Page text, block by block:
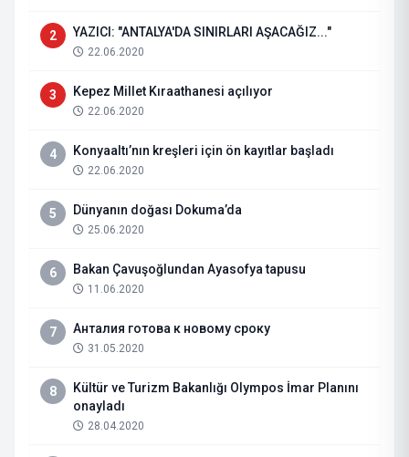
2 YAZICI: "ANTALYA'DA SINIRLARI AŞACAĞIZ..."
22.06.2020
3 Kepez Millet Kıraathanesi açılıyor
22.06.2020
4 Konyaaltı’nın kreşleri için ön kayıtlar başladı
22.06.2020
5 Dünyanın doğası Dokuma’da
25.06.2020
6 Bakan Çavuşoğlundan Ayasofya tapusu
11.06.2020
7 Анталия готова к новому сроку
31.05.2020
8
Kültür ve Turizm Bakanlığı Olympos İmar Planını
onayladı
28.04.2020